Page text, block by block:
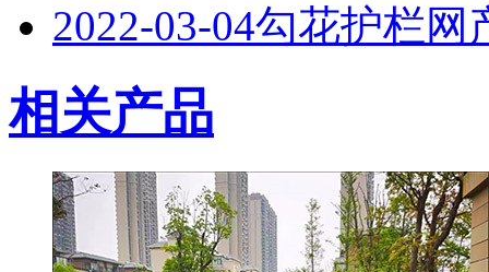
2022-03-04勾花护栏网
相关产品